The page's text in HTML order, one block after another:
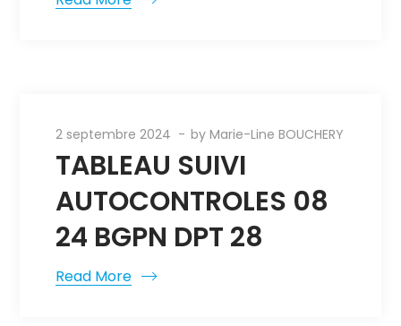
2 septembre 2024 byMarie-Line BOUCHERY
TABLEAU SUIVI
AUTOCONTROLES 08
24 BGPN DPT 28
Read More